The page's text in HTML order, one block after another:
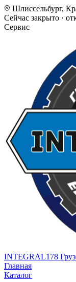
Шлиссельбург,
Сейчас закрыто ·
Сервис
INTEGRAL178
Главная
Каталог